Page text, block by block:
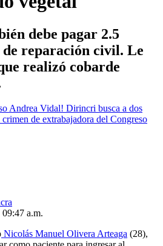
debe pagar 2.5
de reparación civil. Le
realizó cobarde
Andrea Vidal! Dirincri busca a dos
de extrabajadora del Congreso
a.m.
Nicolás Manuel Olivera Arteaga (28),